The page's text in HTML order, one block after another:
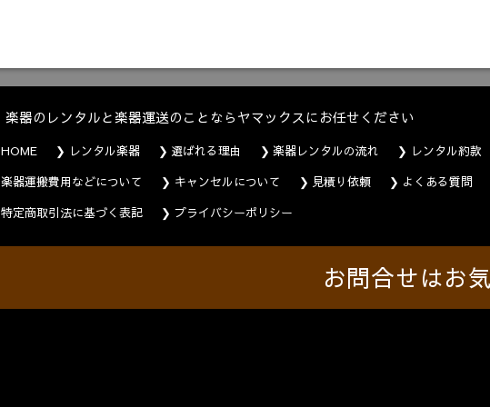
楽器のレンタルと楽器運送のことならヤマックスにお任せください
HOME レンタル楽器 選ばれる理由 楽器レンタルの流れ
レンタル約款
楽器運搬費用などについて
キャンセルについて 見積り依頼
よくある質問
特定商取引法に基づく表記
プライバシーポリシー
お問合せはお